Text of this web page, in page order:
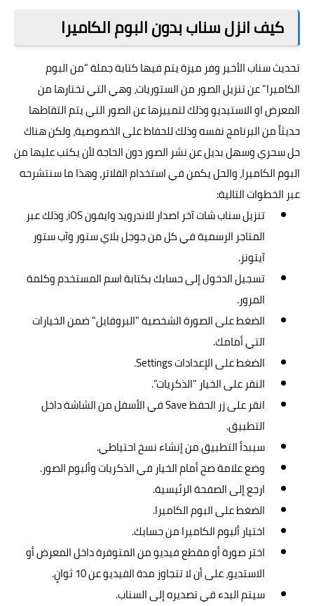
كيف انزل سناب بدون البوم الكاميرا
تحديث سناب الأخير وفر ميزة يتم فيها كتابة جملة "من البوم
الكاميرا" عن تنزيل الصور من الستوريات، وهي التي تختارها من
المعرض او الاستيديو وذلك لتمييزها عن الصور التي يتم التقاطها
حديثاً من البرنامج نفسه وذلك للحفاظ على الخصوصية، ولكن هناك
حل سحري وسهل بديل عن نشر الصور دون الحاجة لأن يكتب عليها من
البوم الكاميرا، والحل يكمن في استخدام الفلاتر، وهذا ما سنتشرحه
عبر الخطوات التالية:
تنزيل سناب شات آخر اصدار للاندرويد وايفون iOS، وذلك عبر
المتاجر الرسمية في كل من جوجل بلاي ستور وآب ستور
آيتونز.
تسجيل الدخول إلى حسابك بكتابة اسم المستخدم وكلمة
المرور.
الضغط على الصورة الشخصية "البروفايل" ضمن الخيارات
التي أمامك.
الضغط على الإعدادات Settings.
النقر على الخيار "الذكريات".
انقر على زر الحفظ Save في الأسفل من الشاشة داخل
التطبيق.
سيبدأ التطبيق من إنشاء نسخ احتياطي.
وضع علامة صح أمام الخيار في الذكريات وألبوم الصور.
ارجع إلى الصفحة الرئيسية.
الضغط على البوم الكاميرا.
اختيار ألبوم الكاميرا من حسابك.
اختر صورة أو مقطع فيديو من المتوفرة داخل المعرض أو
الاستديو، على أن لا تتجاوز مدة الفيديو عن 10 ثوانٍ.
سيتم البدء في تصديره إلى السناب.